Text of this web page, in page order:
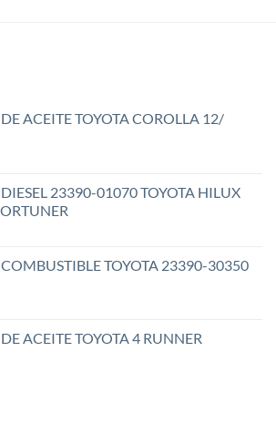
ACEITE TOYOTA COROLLA 12/
23390-01070 TOYOTA HILUX
TOYOTA 23390-30350
ACEITE TOYOTA 4 RUNNER